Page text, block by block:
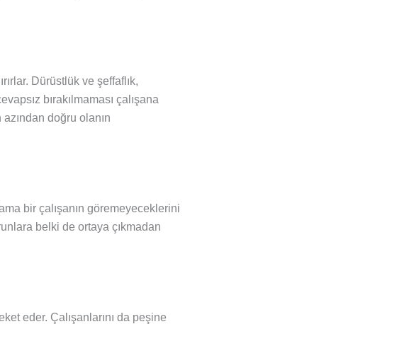
Dürüstlük ve şeffaflık,
bırakılmaması çalışana
doğru olanın
bir çalışanın göremeyeceklerini
belki de ortaya çıkmadan
eder. Çalışanlarını da peşine